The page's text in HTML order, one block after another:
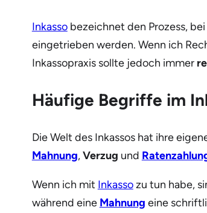
Inkassobezeichnet den Prozess,
eingetrieben werden. Wenn ich
Inkassopraxis sollte jedoch immer
Häufige Begriffe im
Die Welt des Inkassos hat ihre
Mahnung,Verzug und
Wenn ich mit Inkassozu tun habe,
während eine Mahnung eine